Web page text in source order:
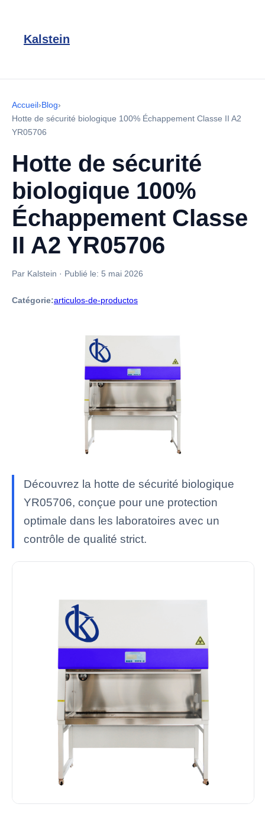
Kalstein
Accueil›Blog›
Hotte de sécurité biologique 100% Échappement Classe II A2
YR05706
Hotte de sécurité
biologique 100%
Échappement Classe
II A2 YR05706
Par Kalstein · Publié le: 5 mai 2026
Catégorie:articulos-de-productos
Découvrez la hotte de sécurité biologique
YR05706, conçue pour une protection
optimale dans les laboratoires avec un
contrôle de qualité strict.